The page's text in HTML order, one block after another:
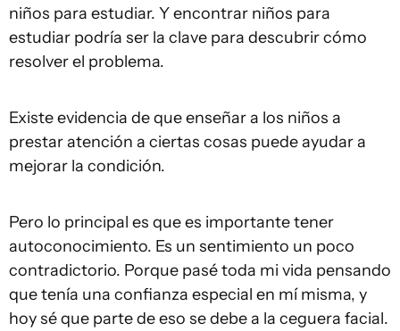
niños para estudiar. Y encontrar niños para
estudiar podría ser la clave para descubrir cómo
resolver el problema.
Existe evidencia de que enseñar a los niños a
prestar atención a ciertas cosas puede ayudar a
mejorar la condición.
Pero lo principal es que es importante tener
autoconocimiento. Es un sentimiento un poco
contradictorio. Porque pasé toda mi vida pensando
que tenía una confianza especial en mí misma, y
hoy sé que parte de eso se debe a la ceguera facial.